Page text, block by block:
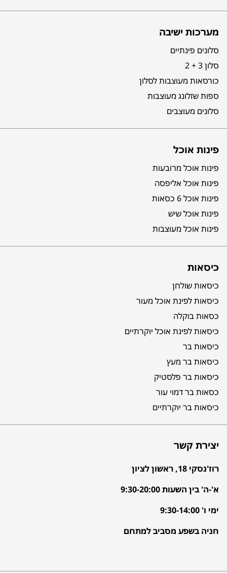
מערכות ישיבה
סלונים פינתיים
סלון 3 + 2
כורסאות מעוצבות לסלון
ספות שזלונג מעוצבות
סלונים מעוצבים
פינות אוכל
פינות אוכל מרובעות
פינות אוכל אליפסה
פינות אוכל 6 כסאות
פינות אוכל שיש
פינות אוכל מעוצבות
כיסאות
כיסאות שולחן
כיסאות לפינת אוכל מעור
כסאות בוקלה
כיסאות לפינת אוכל יוקרתיים
כיסאות בר
כיסאות בר מעץ
כיסאות בר פלסטיק
כסאות בר דמוי עור
כיסאות בר יוקרתיים
יצירת קשר
רוז'נסקי 18, ראשון לציון
א'-ה' בין השעות 9:30-20:00
ימי ו' 9:30-14:00
חניה בשפע מסביב למתחם